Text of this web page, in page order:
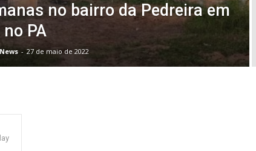
no bairro da Pedreira em
PA
- 27 de maio de 2022